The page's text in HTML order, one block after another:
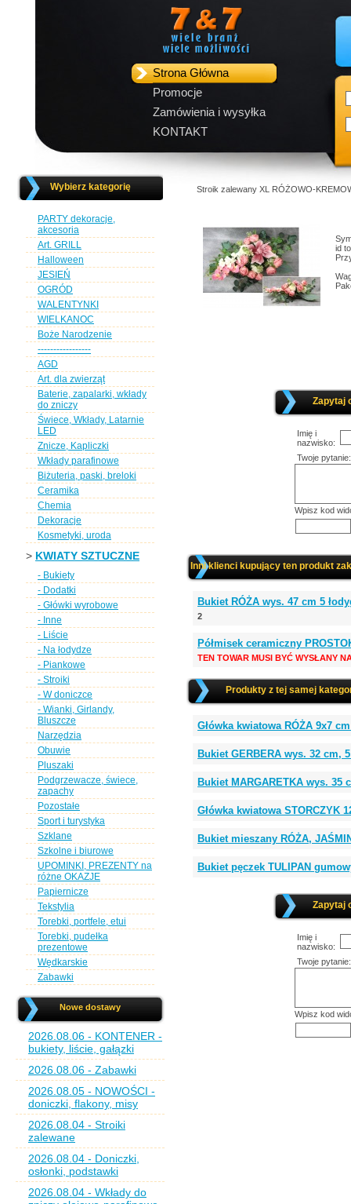
Strona Główna
Promocje
Zamówienia i wysyłka
KONTAKT
Wybierz kategorię
PARTY dekoracje,
akcesoria
Art. GRILL
Halloween
JESIEŃ
OGRÓD
WALENTYNKI
WIELKANOC
Boże Narodzenie
-----------------
AGD
Art. dla zwierząt
Baterie, zapalarki, wkłady
do zniczy
Świece, Wkłady, Latarnie
LED
Znicze, Kapliczki
Wkłady parafinowe
Biżuteria, paski, breloki
Ceramika
Chemia
Dekoracje
Kosmetyki, uroda
> KWIATY SZTUCZNE
- Bukiety
- Dodatki
- Główki wyrobowe
- Inne
- Liście
- Na łodydze
- Piankowe
- Stroiki
- W doniczce
- Wianki, Girlandy,
Bluszcze
Narzędzia
Obuwie
Pluszaki
Podgrzewacze, świece,
zapachy
Pozostałe
Sport i turystyka
Szklane
Szkolne i biurowe
UPOMINKI, PREZENTY na
różne OKAZJE
Papiernicze
Tekstylia
Torebki, portfele, etui
Torebki, pudełka
prezentowe
Wędkarskie
Zabawki
Nowe dostawy
2026.08.06 - KONTENER -
bukiety, liście, gałązki
2026.08.06 - Zabawki
2026.08.05 - NOWOŚCI -
doniczki, flakony, misy
2026.08.04 - Stroiki
zalewane
2026.08.04 - Doniczki,
osłonki, podstawki
2026.08.04 - Wkłady do
Stroik zalewany XL RÓŻOWO-
id
Zapytaj
Imię i
nazwisko:
Twoje pytanie:
Wpisz kod
Inni klienci kupujący ten produkt
Bukiet RÓŻA wys. 47 cm 5
2
Półmisek ceramiczny
TEN TOWAR MUSI BYĆ WYSŁANY
Produkty z tej samej
Główka kwiatowa RÓŻA 9x7
Bukiet GERBERA wys. 32 cm,
Bukiet MARGARETKA wys. 35
Główka kwiatowa STORCZYK
Bukiet mieszany RÓŻA,
Bukiet pęczek TULIPAN
Zapytaj
Imię i
nazwisko:
Twoje pytanie:
Wpisz kod